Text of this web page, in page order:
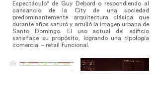
Espectáculo" de Guy Debord o respondiendo al
cansancio de la City de una sociedad
predominantemente arquitectura clásica que
durante años saturó y arrulló la imagen urbana de
Santo Domingo. El uso actual del edificio
satisface su propósito, logrando una tipología
comercial – retail funcional.